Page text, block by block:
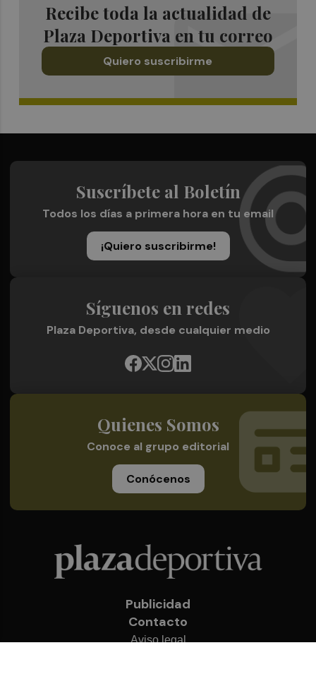
Recibe toda la actualidad de
Plaza Deportiva en tu correo
Quiero suscribirme
Suscríbete al Boletín
Todos los días a primera hora en tu email
¡Quiero suscribirme!
Síguenos en redes
Plaza Deportiva, desde cualquier medio
Quienes Somos
Conoce al grupo editorial
Conócenos
Publicidad
Contacto
Aviso legal